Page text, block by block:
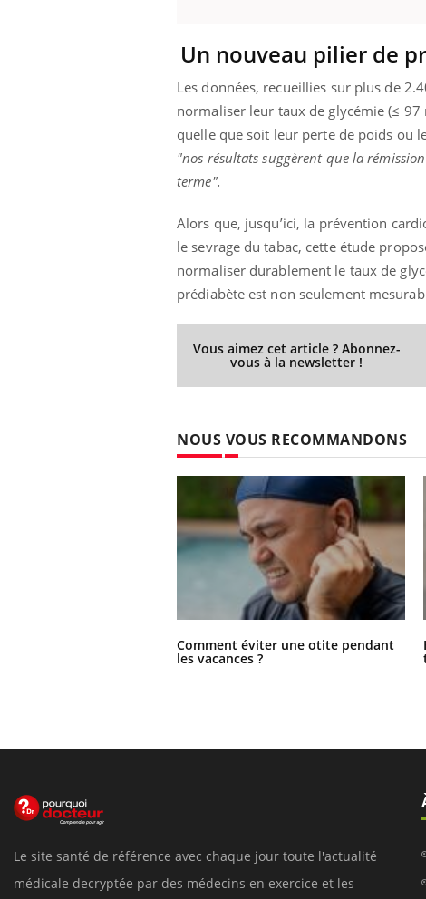
Un nouveau pilier de
Les données, recueillies sur plus de
normaliser leur taux de glycémie (≤
quelle que soit leur perte de poids ou
"nos résultats suggèrent que la
terme".
Alors que, jusqu’ici, la prévention
le sevrage du tabac, cette étude
normaliser durablement le taux de
prédiabète est non seulement
Vous aimez cet article ? Abonnez-
vous à la newsletter !
NOUS VOUS RECOMMANDONS
Comment éviter une otite pendant
les vacances ?
Le site santé de référence avec chaque jour toute l'actualité
médicale decryptée par des médecins en exercice et les